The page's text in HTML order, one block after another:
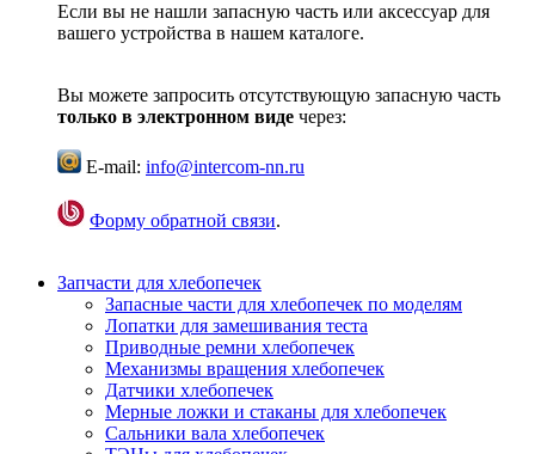
Если вы не нашли запасную часть или аксессуар для
вашего устройства в нашем каталоге.
Вы можете запросить отсутствующую запасную часть
только в электронном виде через:
E-mail: info@intercom-nn.ru
Форму обратной связи.
Запчасти для хлебопечек
Запасные части для хлебопечек по моделям
Лопатки для замешивания теста
Приводные ремни хлебопечек
Механизмы вращения хлебопечек
Датчики хлебопечек
Мерные ложки и стаканы для хлебопечек
Сальники вала хлебопечек